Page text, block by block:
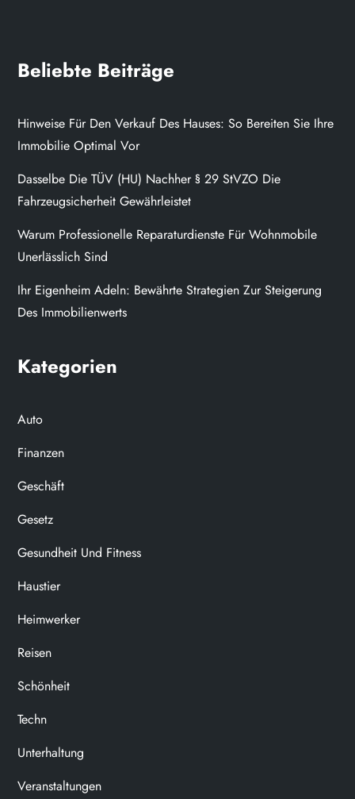
Beliebte Beiträge
Hinweise Für Den Verkauf Des Hauses: So Bereiten Sie Ihre
Immobilie Optimal Vor
Dasselbe Die TÜV (HU) Nachher § 29 StVZO Die
Fahrzeugsicherheit Gewährleistet
Warum Professionelle Reparaturdienste Für Wohnmobile
Unerlässlich Sind
Ihr Eigenheim Adeln: Bewährte Strategien Zur Steigerung
Des Immobilienwerts
Kategorien
Auto
Finanzen
Geschäft
Gesetz
Gesundheit Und Fitness
Haustier
Heimwerker
Reisen
Schönheit
Techn
Unterhaltung
Veranstaltungen